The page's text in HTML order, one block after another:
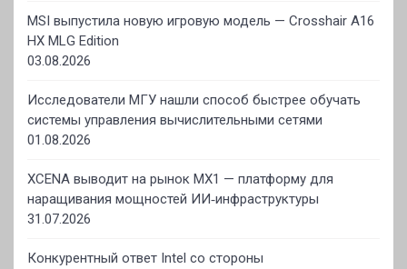
MSI выпустила новую игровую модель — Crosshair A16
HX MLG Edition
03.08.2026
Исследователи МГУ нашли способ быстрее обучать
системы управления вычислительными сетями
01.08.2026
XCENA выводит на рынок MX1 — платформу для
наращивания мощностей ИИ‑инфраструктуры
31.07.2026
Конкурентный ответ Intel со стороны